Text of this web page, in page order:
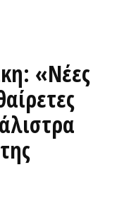
«Νέες